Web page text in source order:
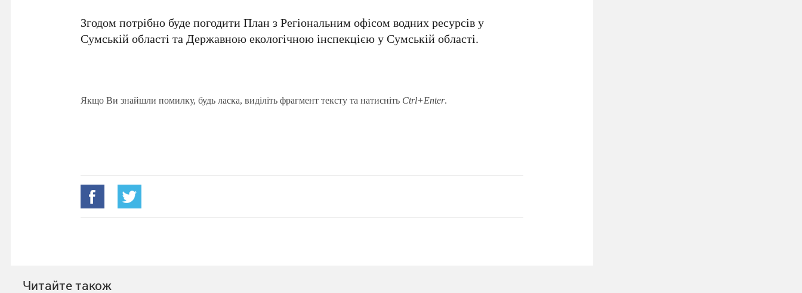
Згодом потрібно буде погодити План з Регіональним офісом водних ресурсів у
Сумській області та Державною екологічною інспекцією у Сумській області.
Якщо Ви знайшли помилку, будь ласка, виділіть фрагмент тексту та натисніть Ctrl+Enter.
Читайте також